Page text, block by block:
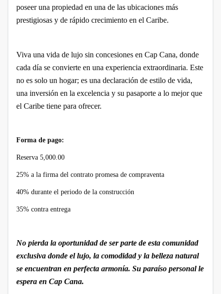
poseer una propiedad en una de las ubicaciones más
prestigiosas y de rápido crecimiento en el Caribe.
Viva una vida de lujo sin concesiones en Cap Cana, donde
cada día se convierte en una experiencia extraordinaria. Este
no es solo un hogar; es una declaración de estilo de vida,
una inversión en la excelencia y su pasaporte a lo mejor que
el Caribe tiene para ofrecer.
Forma de pago:
Reserva 5,000.00
25% a la firma del contrato promesa de compraventa
40% durante el periodo de la construcción
35% contra entrega
No pierda la oportunidad de ser parte de esta comunidad
exclusiva donde el lujo, la comodidad y la belleza natural
se encuentran en perfecta armonía. Su paraíso personal le
espera en Cap Cana.